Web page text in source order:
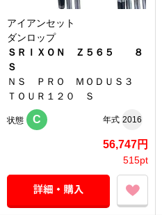
アイアンセット
ダンロップ
ＳＲＩＸＯＮ Ｚ５６５ ８
Ｓ
ＮＳ ＰＲＯ ＭＯＤＵＳ３
ＴＯＵＲ１２０ Ｓ
状態 C 年式 2016
56,747円
515pt